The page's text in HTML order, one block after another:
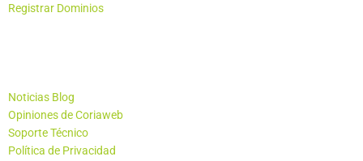
Registrar Dominios
Noticias Blog
Opiniones de Coriaweb
Soporte Técnico
Política de Privacidad